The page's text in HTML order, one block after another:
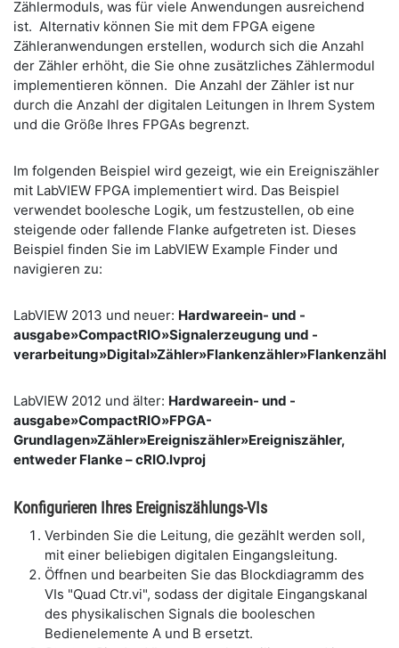
Zählermoduls, was für viele Anwendungen ausreichend
ist. Alternativ können Sie mit dem FPGA eigene
Zähleranwendungen erstellen, wodurch sich die Anzahl
der Zähler erhöht, die Sie ohne zusätzliches Zählermodul
implementieren können. Die Anzahl der Zähler ist nur
durch die Anzahl der digitalen Leitungen in Ihrem System
und die Größe Ihres FPGAs begrenzt.
Im folgenden Beispiel wird gezeigt, wie ein Ereigniszähler
mit LabVIEW FPGA implementiert wird. Das Beispiel
verwendet boolesche Logik, um festzustellen, ob eine
steigende oder fallende Flanke aufgetreten ist. Dieses
Beispiel finden Sie im LabVIEW Example Finder und
navigieren zu:
LabVIEW 2013 und neuer: Hardwareein- und -
ausgabe»CompactRIO»Signalerzeugung und -
LabVIEW 2012 und älter: Hardwareein- und -
ausgabe»CompactRIO»FPGA-
Grundlagen»Zähler»Ereigniszähler»Ereigniszähler,
entweder Flanke – cRIO.lvproj
Konfigurieren Ihres Ereigniszählungs-VIs
Verbinden Sie die Leitung, die gezählt werden soll,
mit einer beliebigen digitalen Eingangsleitung.
Öffnen und bearbeiten Sie das Blockdiagramm des
VIs "Quad Ctr.vi", sodass der digitale Eingangskanal
des physikalischen Signals die booleschen
Bedienelemente A und B ersetzt.